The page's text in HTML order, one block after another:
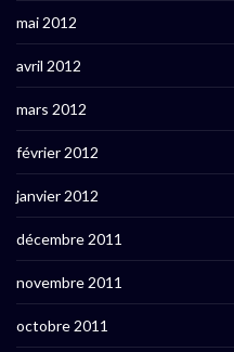
mai 2012
avril 2012
mars 2012
février 2012
janvier 2012
décembre 2011
novembre 2011
octobre 2011